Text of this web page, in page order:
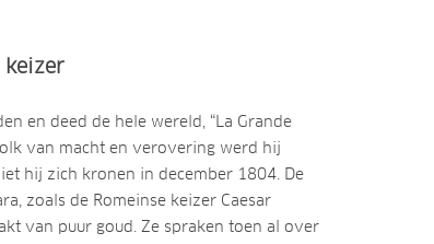
keizer
en deed de hele wereld, “La Grande
van macht en verovering werd hij
hij zich kronen in december 1804. De
zoals de Romeinse keizer Caesar
van puur goud. Ze spraken toen al over